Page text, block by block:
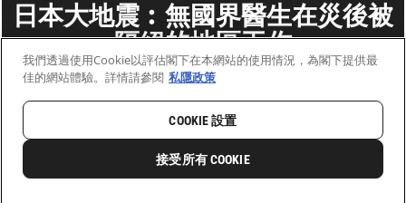
0 分享
日本大地震︰無國界醫生在災後被
隔絕的地區工作
2011年3月15日
首頁最新動向前線新聞與故事
我們透過使用Cookie以評估閣下在本網站的使用情況，為閣下提供最
佳的網站體驗。詳情請參閱 私隱政策
COOKIE 設置
接受所有 COOKIE